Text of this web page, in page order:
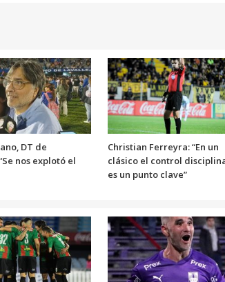
DT de
nos explotó el
Christian Ferreyra: “En un
clásico el control
es un punto clave”